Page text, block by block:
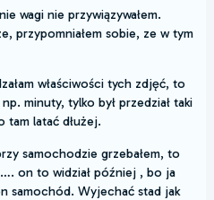
wagi nie przywiązywałem.
przypomniałem sobie, ze w tym
właściwości tych zdjęć, to
minuty, tylko był przedział taki
tam latać dłużej.
samochodzie grzebałem, to
on to widział później , bo ja
samochód. Wyjechać stad jak